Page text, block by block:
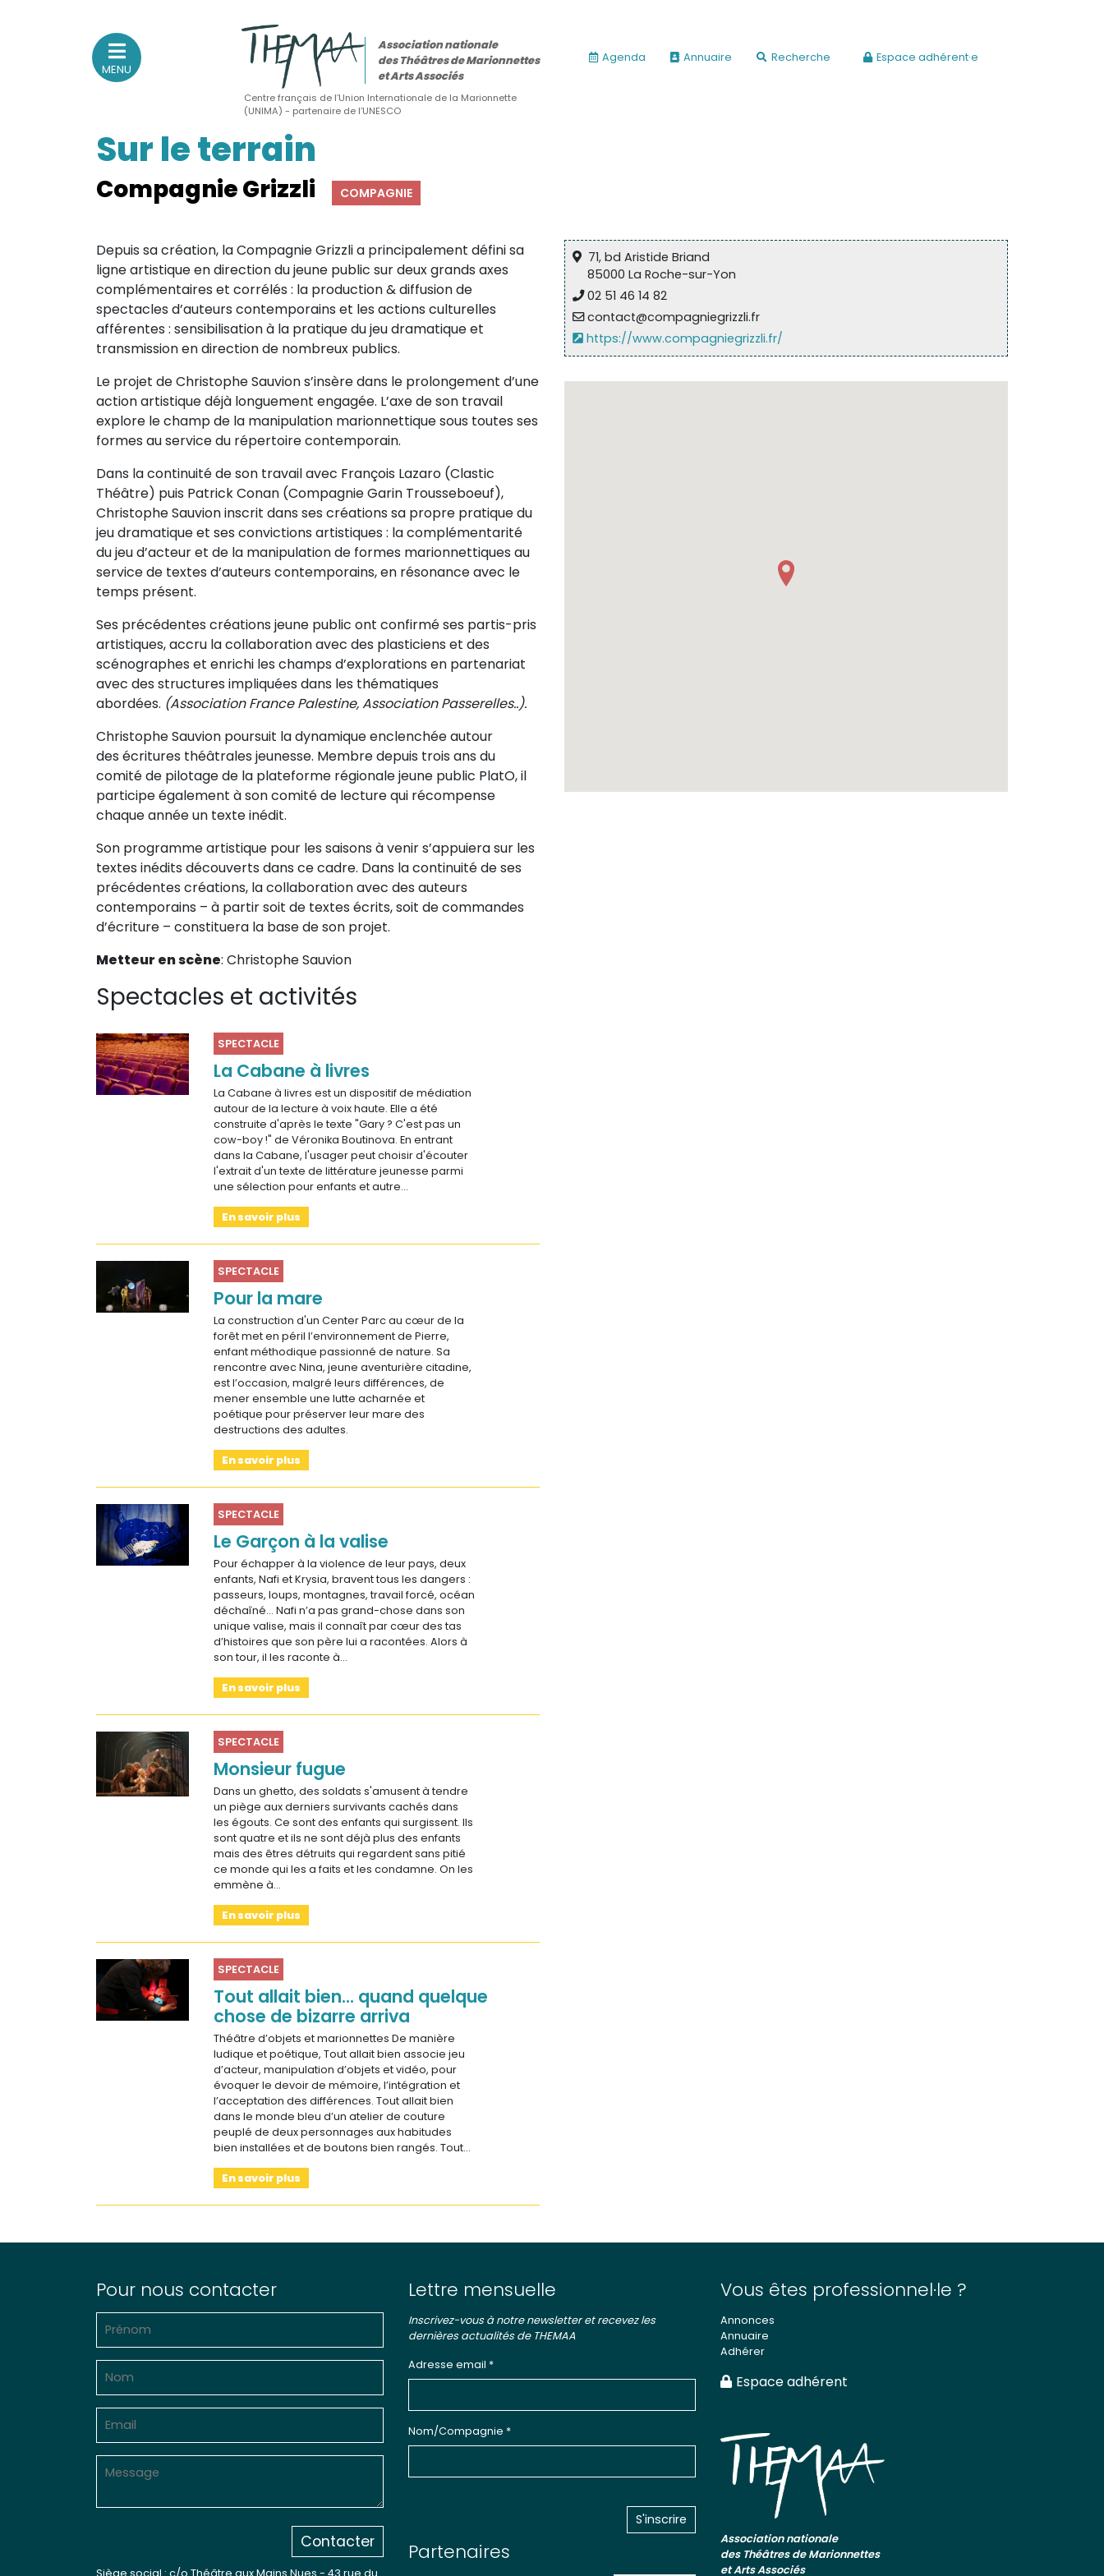
Association nationale
des Théâtres de Marionnettes
(Actualités, annonces, vie professionnelle)
Sur le vif
(Agenda, spectacles, événements des adhérents)
Sur le fond
(Fonctionnement, gouvernance, groupes de travail, partenaires)
Sur le terrain
(Portraits, actions, collaborations)
Sur l’étagère
MENU
Association nationale
des Théâtres de Marionnettes
et Arts Associés
Centre français de l’Union Internationale de la Marionnette
(UNIMA) - partenaire de l’UNESCO
Agenda Annuaire Recherche Espace adhérent·e
Sur le terrain
Compagnie Grizzli COMPAGNIE
Depuis sa création, la Compagnie Grizzli a principalement défini sa
ligne artistique en direction du jeune public sur deux grands axes
complémentaires et corrélés : la production & diffusion de
spectacles d’auteurs contemporains et les actions culturelles
afférentes : sensibilisation à la pratique du jeu dramatique et
transmission en direction de nombreux publics.
Le projet de Christophe Sauvion s’insère dans le prolongement d’une
action artistique déjà longuement engagée. L’axe de son travail
explore le champ de la manipulation marionnettique sous toutes ses
formes au service du répertoire contemporain.
Dans la continuité de son travail avec François Lazaro (Clastic
Théâtre) puis Patrick Conan (Compagnie Garin Trousseboeuf),
Christophe Sauvion inscrit dans ses créations sa propre pratique du
jeu dramatique et ses convictions artistiques : la complémentarité
du jeu d’acteur et de la manipulation de formes marionnettiques au
service de textes d’auteurs contemporains, en résonance avec le
temps présent.
Ses précédentes créations jeune public ont confirmé ses partis-pris
artistiques, accru la collaboration avec des plasticiens et des
scénographes et enrichi les champs d’explorations en partenariat
avec des structures impliquées dans les thématiques
abordées. (Association France Palestine, Association Passerelles..).
Christophe Sauvion poursuit la dynamique enclenchée autour
des écritures théâtrales jeunesse. Membre depuis trois ans du
comité de pilotage de la plateforme régionale jeune public PlatO, il
participe également à son comité de lecture qui récompense
chaque année un texte inédit.
Son programme artistique pour les saisons à venir s’appuiera sur les
textes inédits découverts dans ce cadre. Dans la continuité de ses
précédentes créations, la collaboration avec des auteurs
contemporains – à partir soit de textes écrits, soit de commandes
d’écriture – constituera la base de son projet.
Metteur en scène: Christophe Sauvion
Spectacles et activités
SPECTACLE
La Cabane à livres
La Cabane à livres est un dispositif de médiation
autour de la lecture à voix haute. Elle a été
construite d'après le texte "Gary ? C'est pas un
cow-boy !" de Véronika Boutinova. En entrant
dans la Cabane, l'usager peut choisir d'écouter
l'extrait d'un texte de littérature jeunesse parmi
une sélection pour enfants et autre…
En savoir plus
SPECTACLE
Pour la mare
La construction d'un Center Parc au cœur de la
forêt met en péril l’environnement de Pierre,
enfant méthodique passionné de nature. Sa
rencontre avec Nina, jeune aventurière citadine,
est l’occasion, malgré leurs différences, de
mener ensemble une lutte acharnée et
poétique pour préserver leur mare des
destructions des adultes.
En savoir plus
SPECTACLE
Le Garçon à la valise
Pour échapper à la violence de leur pays, deux
enfants, Nafi et Krysia, bravent tous les dangers :
passeurs, loups, montagnes, travail forcé, océan
déchaîné… Nafi n’a pas grand-chose dans son
unique valise, mais il connaît par cœur des tas
d’histoires que son père lui a racontées. Alors à
son tour, il les raconte à…
En savoir plus
SPECTACLE
Monsieur fugue
Dans un ghetto, des soldats s'amusent à tendre
un piège aux derniers survivants cachés dans
les égouts. Ce sont des enfants qui surgissent. Ils
sont quatre et ils ne sont déjà plus des enfants
mais des êtres détruits qui regardent sans pitié
ce monde qui les a faits et les condamne. On les
emmène à…
En savoir plus
SPECTACLE
Tout allait bien... quand quelque
chose de bizarre arriva
Théâtre d’objets et marionnettes De manière
ludique et poétique, Tout allait bien associe jeu
d’acteur, manipulation d’objets et vidéo, pour
évoquer le devoir de mémoire, l’intégration et
l’acceptation des différences. Tout allait bien
dans le monde bleu d’un atelier de couture
peuplé de deux personnages aux habitudes
bien installées et de boutons bien rangés. Tout…
En savoir plus
71, bd Aristide Briand
85000 La Roche-sur-Yon
02 51 46 14 82
contact@compagniegrizzli.fr
https://www.compagniegrizzli.fr/
Pour nous contacter
Contacter
Lettre mensuelle
Inscrivez-vous à notre newsletter et recevez les
dernières actualités de THEMAA
Adresse email *
Nom/Compagnie *
Partenaires
Vous êtes professionnel·le ?
Annonces
Annuaire
Adhérer
Espace adhérent
Association nationale
des Théâtres de Marionnettes
et Arts Associés